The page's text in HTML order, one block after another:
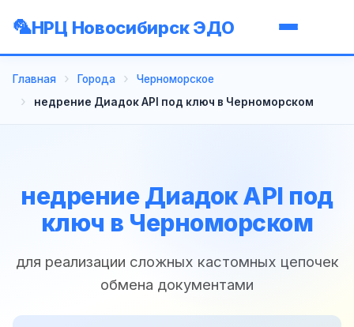
НРЦ Новосибирск ЭДО
Главная Города
Черноморское
недрение Диадок API под ключ в Черноморском
недрение Диадок API под
ключ в Черноморском
для реализации сложных кастомных цепочек
обмена документами